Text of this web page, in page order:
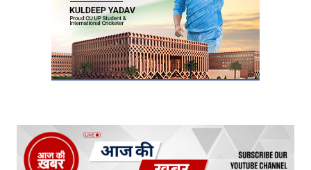
Submit Comment